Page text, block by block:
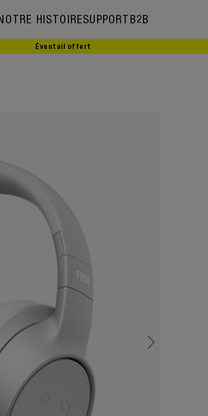
HISTOIRE
Notre histoire
SUPPORTB2B
Éventail offert